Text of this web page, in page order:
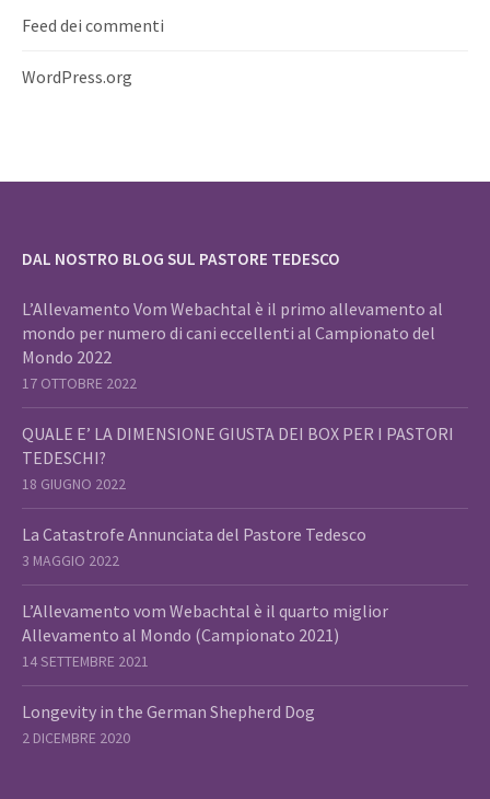
Feed dei commenti
WordPress.org
DAL NOSTRO BLOG SUL PASTORE TEDESCO
L’Allevamento Vom Webachtal è il primo allevamento al
mondo per numero di cani eccellenti al Campionato del
Mondo 2022
17 OTTOBRE 2022
QUALE E’ LA DIMENSIONE GIUSTA DEI BOX PER I PASTORI
TEDESCHI?
18 GIUGNO 2022
La Catastrofe Annunciata del Pastore Tedesco
3 MAGGIO 2022
L’Allevamento vom Webachtal è il quarto miglior
Allevamento al Mondo (Campionato 2021)
14 SETTEMBRE 2021
Longevity in the German Shepherd Dog
2 DICEMBRE 2020